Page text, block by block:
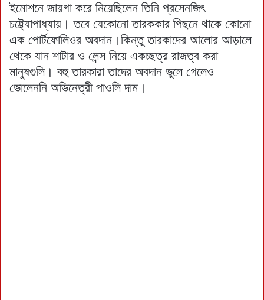
ইমোশনে জায়গা করে নিয়েছিলেন তিনি প্রসেনজিৎ
চট্ট্যোপাধ্যায়। তবে যেকোনো তারককার পিছনে থাকে কোনো
এক পোর্টফোলিওর অবদান।কিন্তু তারকাদের আলোর আড়ালে
থেকে যান শাটার ও লেন্স নিয়ে একচ্ছত্র রাজত্ব করা
মানুষগুলি। বহু তারকারা তাদের অবদান ভুলে গেলেও
ভোলেননি অভিনেত্রী পাওলি দাম।